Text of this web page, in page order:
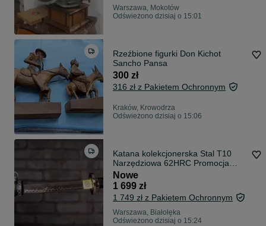
Warszawa, Mokotów
Odświeżono dzisiaj o 15:01
Rzeźbione figurki Don Kichot
Sancho Pansa
300 zł
316 zł z Pakietem Ochronnym
Kraków, Krowodrza
Odświeżono dzisiaj o 15:06
Katana kolekcjonerska Stal T10
Narzędziowa 62HRC Promocja
Warszawa - odbierz w Naszym
Punkcie i wybierz konkretny
egzemplarz
Nowe
1 699 zł
1 749 zł z Pakietem Ochronnym
Warszawa, Białołęka
Odświeżono dzisiaj o 15:24